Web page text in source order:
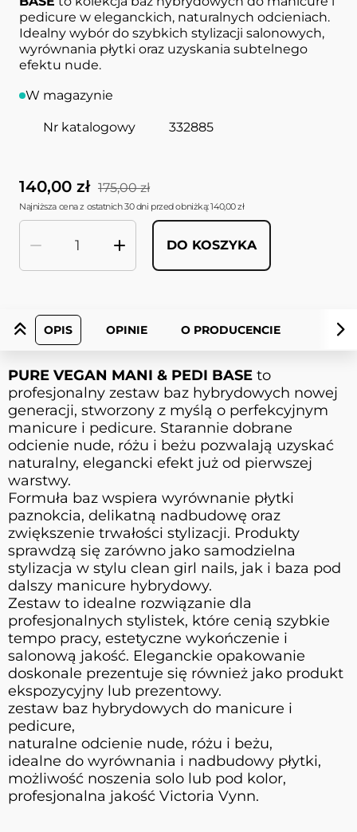
pedicure w eleganckich, naturalnych odcieniach.
Idealny wybór do szybkich stylizacji salonowych,
wyrównania płytki oraz uzyskania subtelnego
efektu nude.
W magazynie
Nr katalogowy 332885
175,00 zł
140,00 zł
Najniższa cena z ostatnich 30 dni przed obniżką: 140,00 zł
DO KOSZYKA
OPIS OPINIE O PRODUCENCIE
PURE VEGAN MANI & PEDI BASE to
profesjonalny zestaw baz hybrydowych nowej
generacji, stworzony z myślą o perfekcyjnym
manicure i pedicure. Starannie dobrane
odcienie nude, różu i beżu pozwalają uzyskać
naturalny, elegancki efekt już od pierwszej
warstwy.
Formuła baz wspiera wyrównanie płytki
paznokcia, delikatną nadbudowę oraz
zwiększenie trwałości stylizacji. Produkty
sprawdzą się zarówno jako samodzielna
stylizacja w stylu clean girl nails, jak i baza pod
dalszy manicure hybrydowy.
Zestaw to idealne rozwiązanie dla
profesjonalnych stylistek, które cenią szybkie
tempo pracy, estetyczne wykończenie i
salonową jakość. Eleganckie opakowanie
doskonale prezentuje się również jako produkt
ekspozycyjny lub prezentowy.
zestaw baz hybrydowych do manicure i
pedicure,
naturalne odcienie nude, różu i beżu,
idealne do wyrównania i nadbudowy płytki,
możliwość noszenia solo lub pod kolor,
profesjonalna jakość Victoria Vynn.